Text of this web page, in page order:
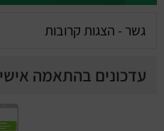
גשר - הצגות קרובות
עדכונים בהתאמה